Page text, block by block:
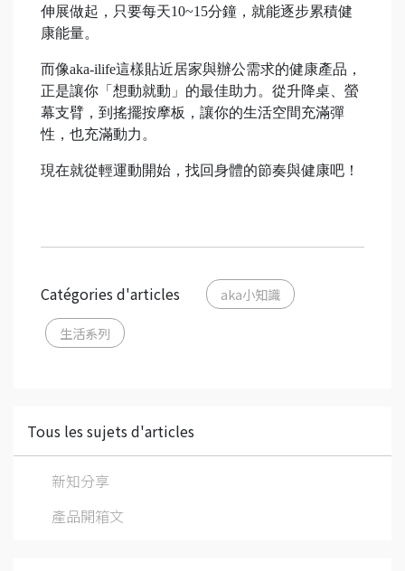
伸展做起，只要每天10~15分鐘，就能逐步累積健
康能量。
而像aka-ilife這樣貼近居家與辦公需求的健康產品，
正是讓你「想動就動」的最佳助力。從升降桌、螢
幕支臂，到搖擺按摩板，讓你的生活空間充滿彈
性，也充滿動力。
現在就從輕運動開始，找回身體的節奏與健康吧！
Catégories d'articles aka小知識
生活系列
Tous les sujets d'articles
新知分享
產品開箱文